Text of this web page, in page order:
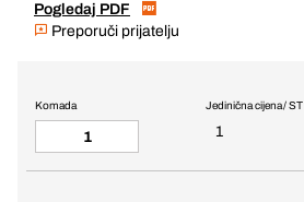
Pogledaj PDF
Preporuči prijatelju
Jedinična cijena / ST
1
Komada